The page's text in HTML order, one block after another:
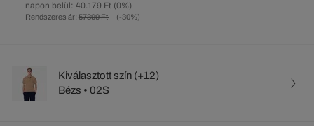
Rendszeres ár: 57399 Ft (-30%)
napon belül: 40.179 Ft (0%)
Kiválasztott szín (+12)
Bézs • 02S